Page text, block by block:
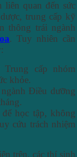
liên quan đến sức
trung cấp kỹ
thông trái ngành
. Tuy nhiên cần
cấp nhóm
khỏe.
Điều dưỡng
học tập, không
cứu trách nhiệm
trên, các thí sinh